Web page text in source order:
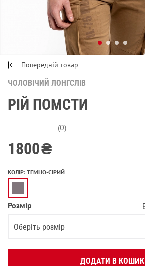
Попередній товар
ЧОЛОВІЧИЙ ЛОНГСЛІВ
РІЙ ПОМСТИ
(0)
1800₴
КОЛІР: ТЕМНО-СІРИЙ
Розмір
Оберіть розмір
XS
ДОДАТИ В КОШИК
Вкажіть ваш номер телефону: